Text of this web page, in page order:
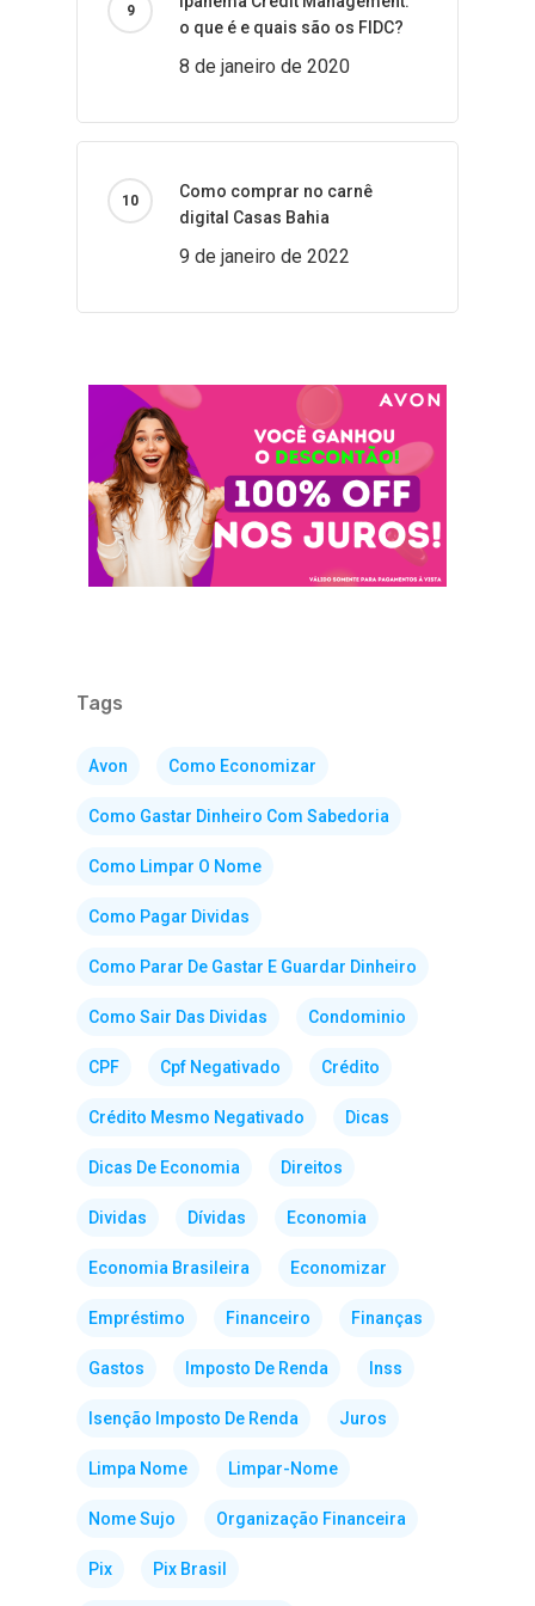
o que é e quais são os FIDC?
8 de janeiro de 2020
Como comprar no carnê
digital Casas Bahia
9 de janeiro de 2022
Tags
Avon Como Economizar
Como Gastar Dinheiro Com Sabedoria
Como Limpar O Nome
Como Pagar Dividas
Como Parar De Gastar E Guardar Dinheiro
Como Sair Das Dividas Condominio
CPF Cpf Negativado Crédito
Crédito Mesmo Negativado Dicas
Dicas De Economia Direitos
Dividas Dívidas Economia
Economia Brasileira Economizar
Empréstimo Financeiro Finanças
Gastos Imposto De Renda Inss
Isenção Imposto De Renda Juros
Limpa Nome Limpar-Nome
Nome Sujo Organização Financeira
Pix Pix Brasil